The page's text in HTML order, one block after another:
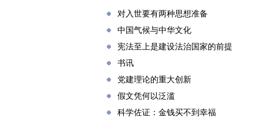
对入世要有两种思想准备
中国气候与中华文化
宪法至上是建设法治国家的前提
书讯
党建理论的重大创新
假文凭何以泛滥
科学佐证：金钱买不到幸福